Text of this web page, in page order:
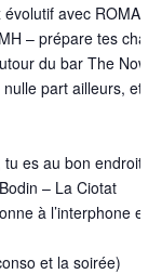
avec ROMAIN
– prépare tes
du bar The Now.
part ailleurs, et
es au bon endroit
– La Ciotat
à l’interphone et
et la soirée)